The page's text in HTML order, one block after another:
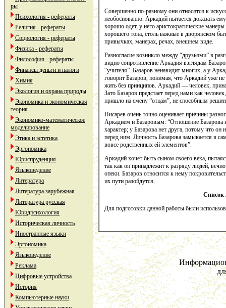
ры
Психология - рефераты
Религия - рефераты
Социология - рефераты
Физика - рефераты
Философия - рефераты
Финансы деньги и налоги
Химия
Экология и охрана природы
Экономика и экономическая
теория
Экономико-математическое
моделирование
Этика и эстетика
Эргономика
Юриспруденция
Языковедение
Литература
Литература зарубежная
Литература русская
Юридпсихология
Историческая личность
Иностранные языки
Эргономика
Языковедение
Реклама
Цифровые устройства
История
Компьютерные науки
Совершенно по-разному они относятся к
необоснованно. Аркадий пытается доказать
хорошо одет, у него аристократические
хорошего тона, столь важные в дворянском
привычках, манерах, речах, внешнем виде.
Разногласие возникло между “друзьями” в
видно сопротивление Аркадия взглядам
“учителя”. Базаров ненавидит многих, а у
говорит Базаров, понимая, что Аркадий уже
жить без принципов. Аркадий — человек,
Зато Базаров предстает перед нами как
пришло на смену “отцам”, не способным
Писарев очень точно оценивает причины
Аркадием и Базаровым: “Отношение Базарова
характер; у Базарова нет друга, потому что он
перед ним. Личность Базарова замыкается в
вовсе родственных ей элементов”.
Аркадий хочет быть сыном своего века,
так как он принадлежит к разряду людей,
опеки. Базаров относится к нему
их пути разойдутся.
Список
Для подготовки данной работы были